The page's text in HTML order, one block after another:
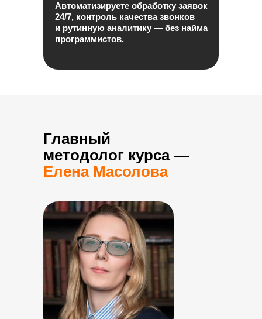
Автоматизируете обработку заявок
24/7, контроль качества звонков
и рутинную аналитику — без найма
программистов.
Главный
методолог курса —
Елена Масолова